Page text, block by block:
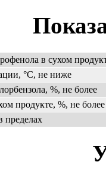
в сухом
°С, не ниже
%, не более
продукте, %, не более
пределах